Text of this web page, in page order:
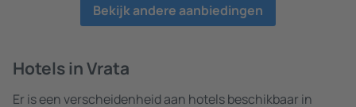
Bekijk andere aanbiedingen
Hotels in Vrata
Er is een verscheidenheid aan hotels beschikbaar in